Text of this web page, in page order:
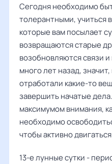
Сегодня необходимо
толерантными, учиться
которые вам посылает
возвращаются старые
возобновляются связи
много лет назад,
отработали какие-то
завершить начатые
максимумом внимания,
необходимо
чтобы активно
13-е лунные сутки -